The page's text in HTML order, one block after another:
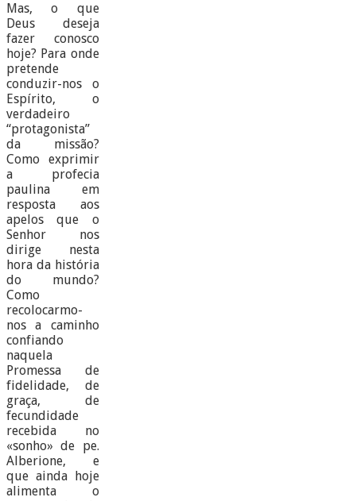
Mas, o que
Deus deseja
fazer conosco
hoje? Para onde
pretende
conduzir-nos o
Espírito, o
verdadeiro
“protagonista”
da missão?
Como exprimir
a profecia
paulina em
resposta aos
apelos que o
Senhor nos
dirige nesta
hora da história
do mundo?
Como
recolocarmo-
nos a caminho
confiando
naquela
Promessa de
fidelidade, de
graça, de
fecundidade
recebida no
«sonho» de pe.
Alberione, e
que ainda hoje
alimenta o